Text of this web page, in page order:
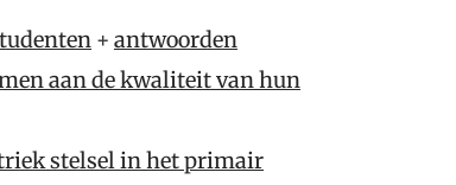
+ antwoorden
aan de kwaliteit van hun
stelsel in het primair